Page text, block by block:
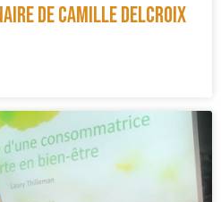
de Camille Delcroix